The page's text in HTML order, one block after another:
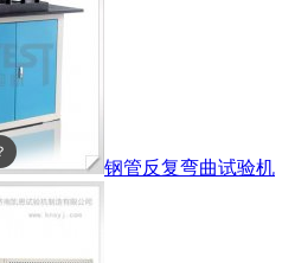
钢管反复弯曲试验机